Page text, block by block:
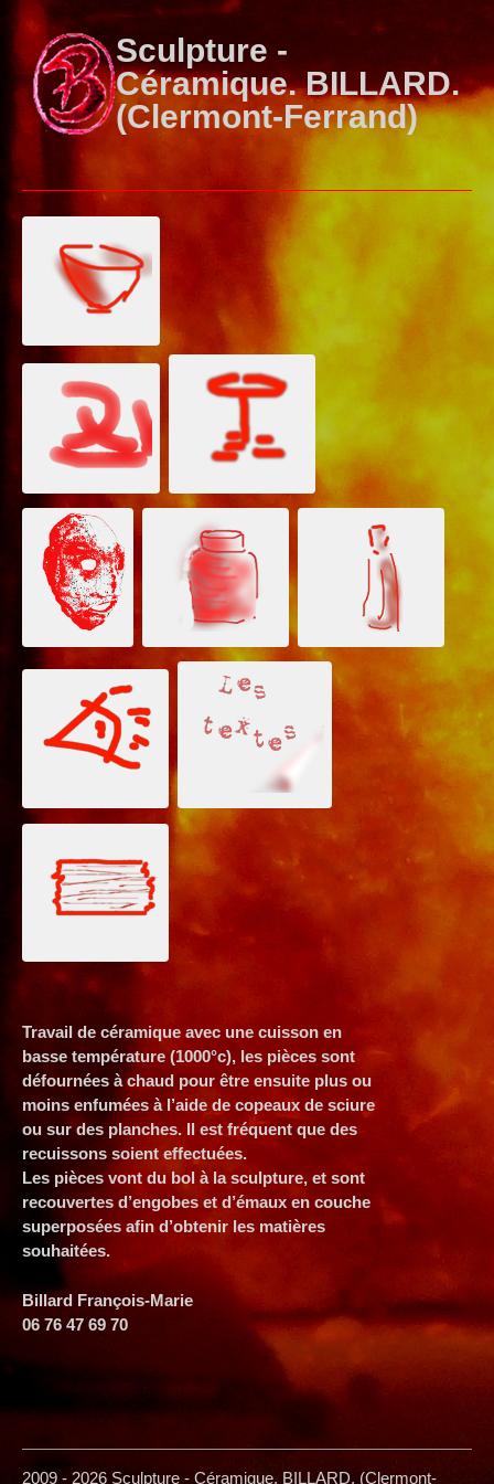
Sculpture -
Céramique. BILLARD.
(Clermont-Ferrand)
Travail de céramique avec une cuisson en
basse température (1000°c), les pièces sont
défournées à chaud pour être ensuite plus ou
moins enfumées à l’aide de copeaux de sciure
ou sur des planches. Il est fréquent que des
recuissons soient effectuées.
Les pièces vont du bol à la sculpture, et sont
recouvertes d’engobes et d’émaux en couche
superposées afin d’obtenir les matières
souhaitées.
Billard François-Marie
06 76 47 69 70
2009 - 2026 Sculpture - Céramique. BILLARD. (Clermont-